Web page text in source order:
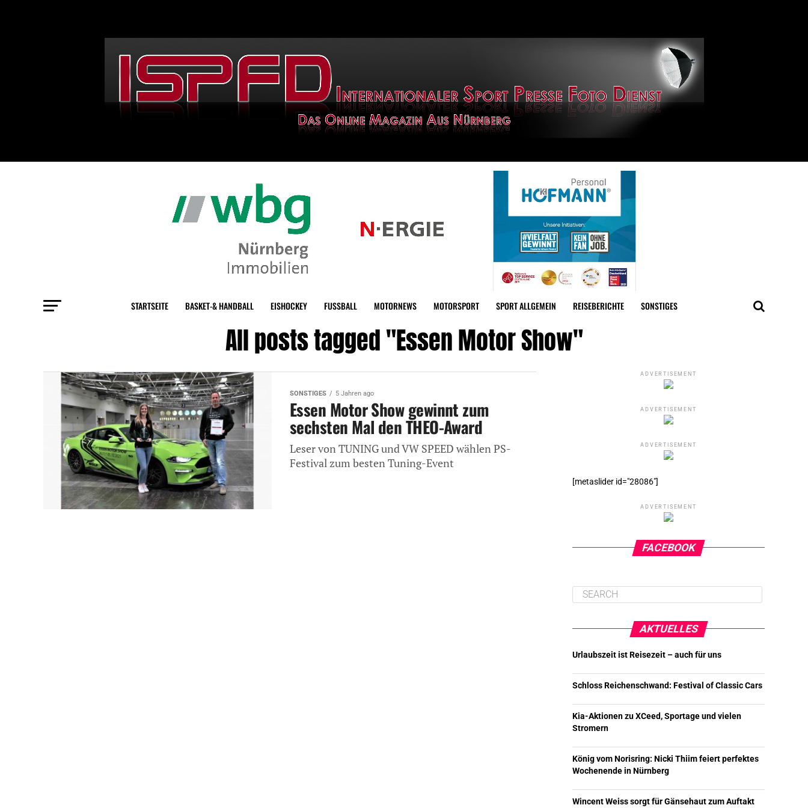
STARTSEITE BASKET-& HANDBALL EISHOCKEY FUSSBALL MOTORNEWS MOTORSPORT SPORT ALLGEMEIN REISEBERICHTE SONSTIGES
All posts tagged "Essen Motor Show"
SONSTIGES 5 Jahren ago
Essen Motor Show gewinnt zum
sechsten Mal den THEO-Award
Leser von TUNING und VW SPEED wählen PS-
Festival zum besten Tuning-Event
ADVERTISEMENT
ADVERTISEMENT
ADVERTISEMENT
[metaslider id="28086"]
ADVERTISEMENT
FACEBOOK
AKTUELLES
Urlaubszeit ist Reisezeit – auch für uns
Schloss Reichenschwand: Festival of Classic Cars
Kia-Aktionen zu XCeed, Sportage und vielen
Stromern
König vom Norisring: Nicki Thiim feiert perfektes
Wochenende in Nürnberg
Wincent Weiss sorgt für Gänsehaut zum Auftakt